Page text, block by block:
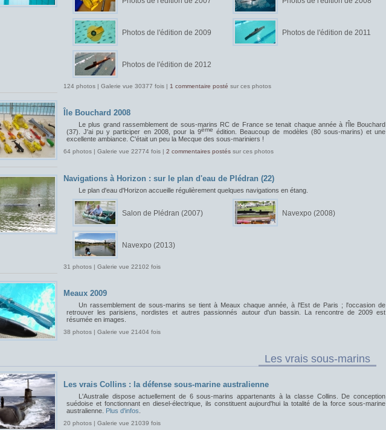
Photos de l'édition de 2009 Photos de l'édition de 2011
Photos de l'édition de 2012
124 photos | Galerie vue 30377 fois | 1 commentaire posté sur ces photos
Île Bouchard 2008
Le plus grand rassemblement de sous-marins RC de France se tenait chaque année à l'Île Bouchard
(37). J'ai pu y participer en 2008, pour la 9ème édition. Beaucoup de modèles (80 sous-marins) et une
excellente ambiance. C'était un peu la Mecque des sous-mariniers !
64 photos | Galerie vue 22774 fois | 2 commentaires postés sur ces photos
Navigations à Horizon : sur le plan d'eau de Plédran (22)
Le plan d'eau d'Horizon accueille régulièrement quelques navigations en étang.
Salon de Plédran (2007) Navexpo (2008)
Navexpo (2013)
31 photos | Galerie vue 22102 fois
Meaux 2009
Un rassemblement de sous-marins se tient à Meaux chaque année, à l'Est de Paris ; l'occasion de
retrouver les parisiens, nordistes et autres passionnés autour d'un bassin. La rencontre de 2009 est
résumée en images.
38 photos | Galerie vue 21404 fois
Les vrais sous-marins
Les vrais Collins : la défense sous-marine australienne
L'Australie dispose actuellement de 6 sous-marins appartenants à la classe Collins. De conception
suédoise et fonctionnant en diesel-électrique, ils constituent aujourd'hui la totalité de la force sous-marine
australienne. Plus d'infos
20 photos | Galerie vue 21039 fois